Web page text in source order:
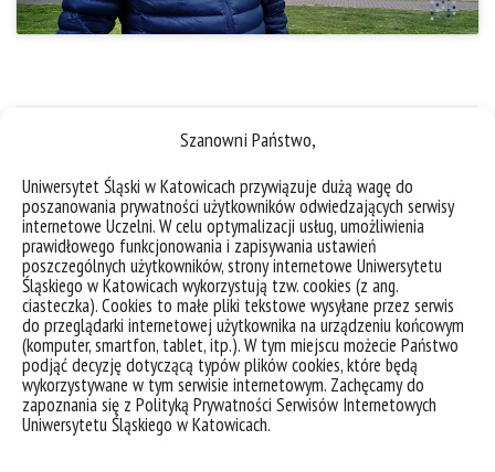
Szanowni Państwo,
Uniwersytet Śląski w Katowicach przywiązuje dużą wagę do
poszanowania prywatności użytkowników odwiedzających serwisy
internetowe Uczelni. W celu optymalizacji usług, umożliwienia
prawidłowego funkcjonowania i zapisywania ustawień
poszczególnych użytkowników, strony internetowe Uniwersytetu
Śląskiego w Katowicach wykorzystują tzw. cookies (z ang.
ciasteczka). Cookies to małe pliki tekstowe wysyłane przez serwis
do przeglądarki internetowej użytkownika na urządzeniu końcowym
(komputer, smartfon, tablet, itp.). W tym miejscu możecie Państwo
podjąć decyzję dotyczącą typów plików cookies, które będą
wykorzystywane w tym serwisie internetowym. Zachęcamy do
zapoznania się z Polityką Prywatności Serwisów Internetowych
Uniwersytetu Śląskiego w Katowicach.
deklaracja dostępności
mapa strony
klauzule RODO